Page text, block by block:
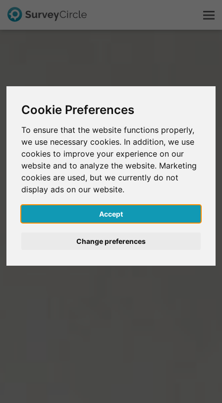
Cookie Preferences
To ensure that the website functions properly,
we use necessary cookies. In addition, we use
cookies to improve your experience on our
website and to analyze the website. Marketing
cookies are used, but we currently do not
display ads on our website.
Accept
Change preferences
Scopri la ricerca
FAQ
Registrati gratis
Accedi
English
Deutsch
Nederlands